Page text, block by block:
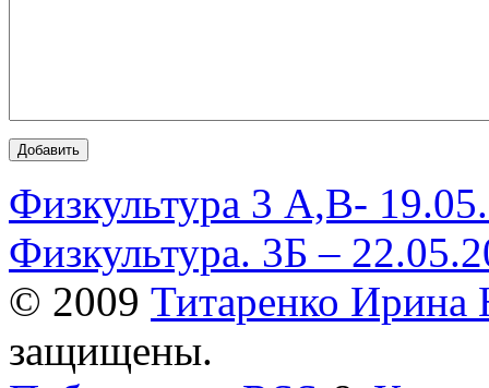
Физкультура 3 А,В-
Физкультура. 3Б –
© 2009 Титаренко Ирина
защищены.